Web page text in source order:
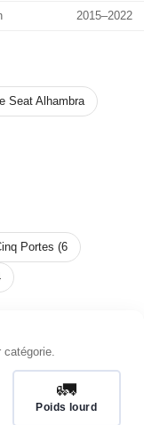
2015–2022
Seat Alhambra
Portes (6
catégorie.
🚛
Poids lourd